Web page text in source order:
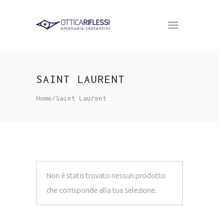
SAINT LAURENT
Home/Saint Laurent
Non è stato trovato nessun prodotto
che corrisponde alla tua selezione.